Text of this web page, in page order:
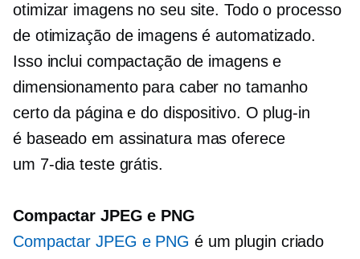
otimizar imagens no seu site. Todo o processo
de otimização de imagens é automatizado.
Isso inclui compactação de imagens e
dimensionamento para caber no tamanho
certo da página e do dispositivo. O plug-in
é baseado em assinaturamas oferece
um 7-dia teste grátis.
Compactar JPEG e PNG
Compactar JPEG e PNG é um plugin criado